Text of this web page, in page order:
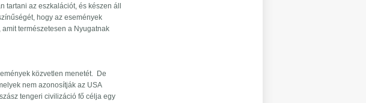
tartani az eszkalációt, és készen áll
hogy az események
természetesen a Nyugatnak
közvetlen menetét. De
nem azonosítják az USA
tengeri civilizáció fő célja egy